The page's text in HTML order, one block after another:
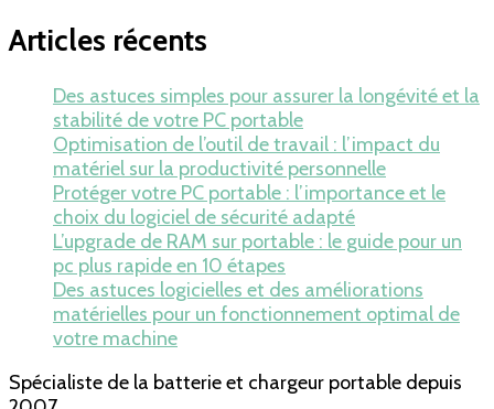
Articles récents
Des astuces simples pour assurer la longévité et la
stabilité de votre PC portable
Optimisation de l’outil de travail : l’impact du
matériel sur la productivité personnelle
Protéger votre PC portable : l’importance et le
choix du logiciel de sécurité adapté
L’upgrade de RAM sur portable : le guide pour un
pc plus rapide en 10 étapes
Des astuces logicielles et des améliorations
matérielles pour un fonctionnement optimal de
votre machine
Spécialiste de la batterie et chargeur portable depuis